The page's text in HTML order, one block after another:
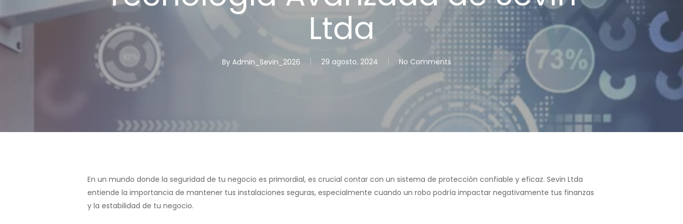
Ltda
By Admin_Sevin_2026 29 agosto, 2024 No Comments
En un mundo donde la seguridad de tu negocio es primordial, es crucial contar con un sistema de protección confiable y eficaz. Sevin Ltda
entiende la importancia de mantener tus instalaciones seguras, especialmente cuando un robo podría impactar negativamente tus finanzas
y la estabilidad de tu negocio.